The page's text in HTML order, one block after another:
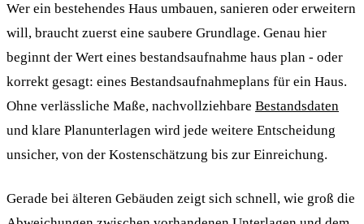
Wer ein bestehendes Haus umbauen, sanieren oder erweitern
will, braucht zuerst eine saubere Grundlage. Genau hier
beginnt der Wert eines bestandsaufnahme haus plan - oder
korrekt gesagt: eines Bestandsaufnahmeplans für ein Haus.
Ohne verlässliche Maße, nachvollziehbare Bestandsdaten
und klare Planunterlagen wird jede weitere Entscheidung
unsicher, von der Kostenschätzung bis zur Einreichung.
Gerade bei älteren Gebäuden zeigt sich schnell, wie groß die